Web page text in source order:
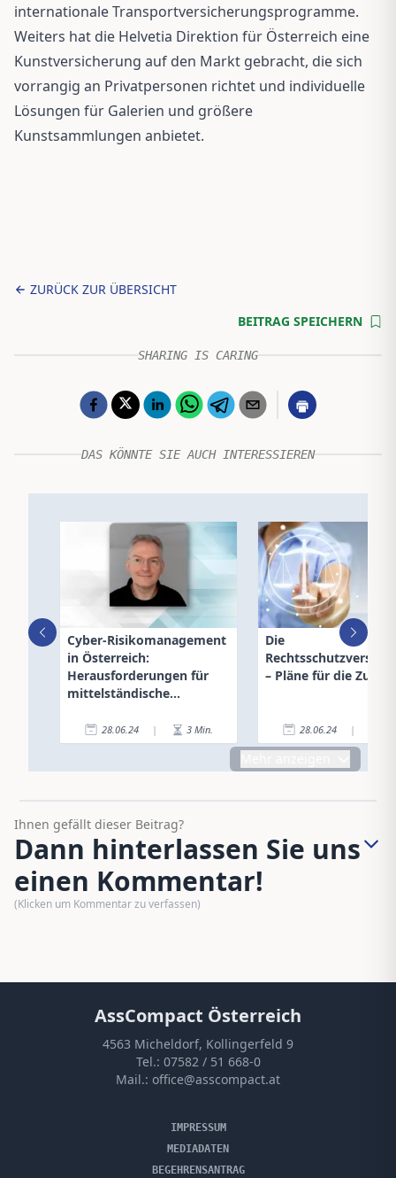
internationale Transportversicherungsprogramme.
Weiters hat die Helvetia Direktion für Österreich eine
Kunstversicherung auf den Markt gebracht, die sich
vorrangig an Privatpersonen richtet und individuelle
Lösungen für Galerien und größere
Kunstsammlungen anbietet.
ZURÜCK ZUR ÜBERSICHT
BEITRAG SPEICHERN
SHARING IS CARING
DAS KÖNNTE SIE AUCH INTERESSIEREN
Cyber-Risikomanagement
in Österreich:
Herausforderungen für
mittelständische
28.06.24 | 3 Min.
Die
– Pläne für die
28.06.24 |
Ihnen gefällt dieser Beitrag?
Dann hinterlassen Sie uns
einen Kommentar!
(Klicken um Kommentar zu verfassen)
AssCompact Österreich
4563 Micheldorf, Kollingerfeld 9
Tel.: 07582 / 51 668-0
Mail.: office@asscompact.at
IMPRESSUM
MEDIADATEN
BEGEHRENSANTRAG